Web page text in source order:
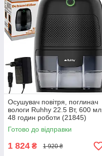
Осушувач повітря, поглинач
вологи Ruhhy 22.5 Вт, 600 мл,
48 годин роботи (21845)
Готово до відправки
1 824 ₴ 1 920 ₴